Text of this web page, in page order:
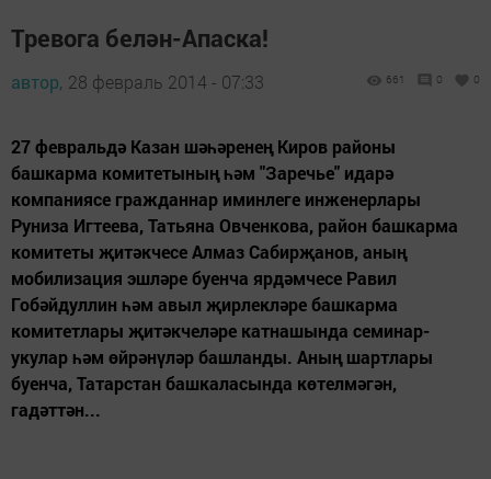
Тревога белән-Апаска!
автор, 28 февраль 2014 - 07:33 661 0 0
27 февральдә Казан шәһәренең Киров районы
башкарма комитетының һәм "Заречье" идарә
компаниясе гражданнар иминлеге инженерлары
Руниза Игтеева, Татьяна Овченкова, район башкарма
комитеты җитәкчесе Алмаз Сабирҗанов, аның
мобилизация эшләре буенча ярдәмчесе Равил
Гобәйдуллин һәм авыл җирлекләре башкарма
комитетлары җитәкчеләре катнашында семинар-
укулар һәм өйрәнүләр башланды. Аның шартлары
буенча, Татарстан башкаласында көтелмәгән,
гадәттән...